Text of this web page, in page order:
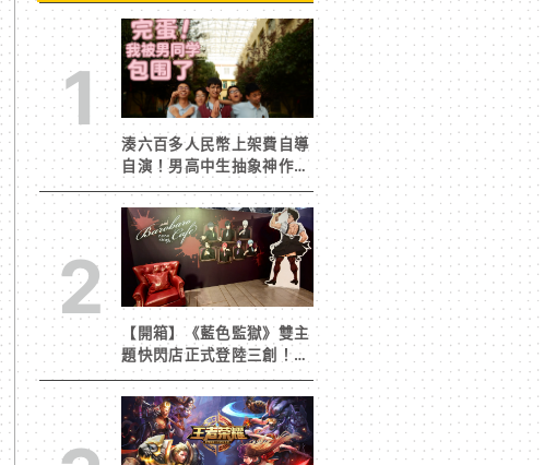
1
湊六百多人民幣上架費自導
自演！男高中生抽象神作
《完蛋！我被男同學包圍
了》突然爆紅
2
【開箱】《藍色監獄》雙主
題快閃店正式登陸三創！造
景與限定周邊搶先看